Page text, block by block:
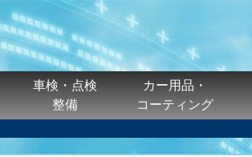
車検・点検
整備
カー用品・
コーティング